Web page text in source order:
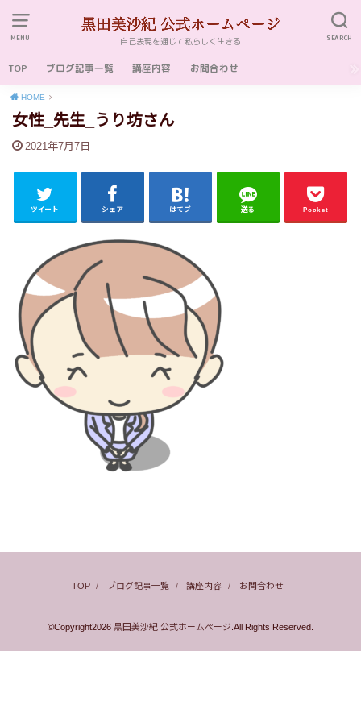
MENU SEARCH
自己表現を通じて私らしく生きる
TOP ブログ記事一覧 講座内容 お問合わせ
HOME
女性_先生_うり坊さん
2021年7月7日
ツイート シェア はてブ 送る Pocket
TOP ブログ記事一覧 講座内容 お問合わせ
©Copyright2026 黒田美沙紀 公式ホームページ .All Rights Reserved.